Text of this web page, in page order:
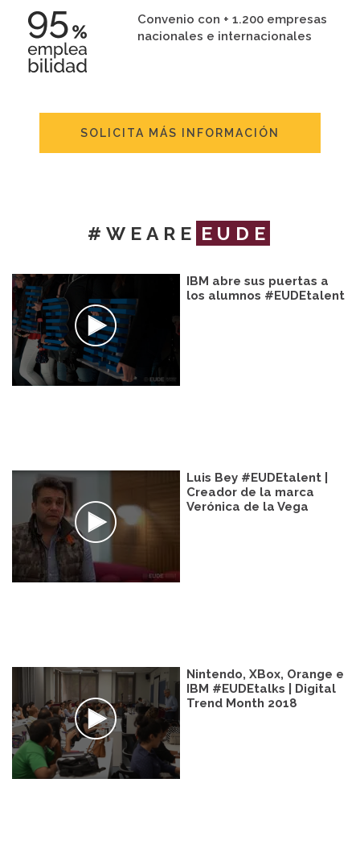
Convenio con + 1.200 empresas
nacionales e internacionales
SOLICITA MÁS INFORMACIÓN
#WEARE EUDE
IBM abre sus puertas a
los alumnos #EUDEtalent
Luis Bey #EUDEtalent |
Creador de la marca
Verónica de la Vega
Nintendo, XBox, Orange e
IBM #EUDEtalks | Digital
Trend Month 2018